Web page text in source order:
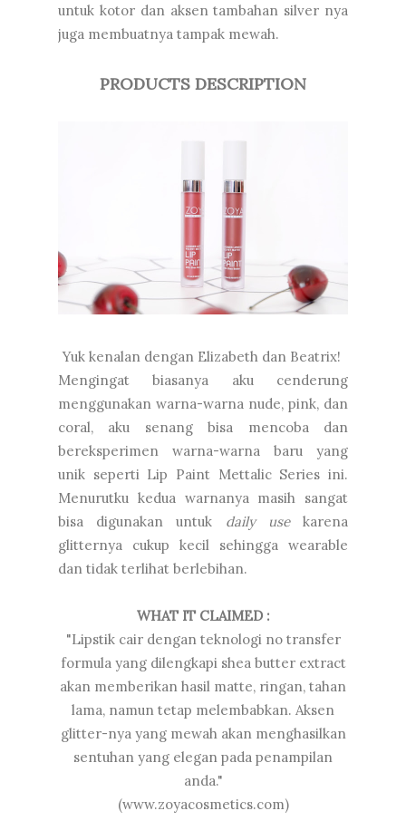
untuk kotor dan aksen tambahan silver nya
juga membuatnya tampak mewah.
PRODUCTS DESCRIPTION
Yuk kenalan dengan Elizabeth dan Beatrix!
Mengingat biasanya aku cenderung
menggunakan warna-warna nude, pink, dan
coral, aku senang bisa mencoba dan
bereksperimen warna-warna baru yang
unik seperti Lip Paint Mettalic Series ini.
Menurutku kedua warnanya masih sangat
bisa digunakan untuk daily usekarena
glitternya cukup kecil sehingga wearable
dan tidak terlihat berlebihan.
WHAT IT CLAIMED :
"Lipstik cair dengan teknologi no transfer
formula yang dilengkapi shea butter extract
akan memberikan hasil matte, ringan, tahan
lama, namun tetap melembabkan. Aksen
glitter-nya yang mewah akan menghasilkan
sentuhan yang elegan pada penampilan
anda."
(www.zoyacosmetics.com)